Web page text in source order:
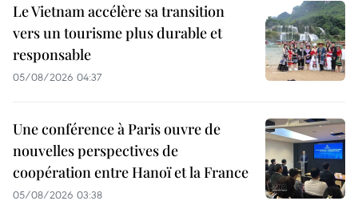
Le Vietnam accélère sa transition
vers un tourisme plus durable et
responsable
05/08/2026 04:37
Une conférence à Paris ouvre de
nouvelles perspectives de
coopération entre Hanoï et la France
05/08/2026 03:38